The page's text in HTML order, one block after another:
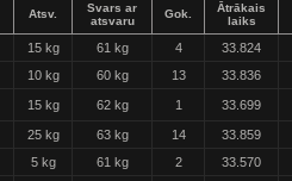
Atsv.
Svars ar
atsvaru
Gok.
Ātrākais
laiks
15 kg 61 kg 4 33.824
10 kg 60 kg 13 33.836
15 kg 62 kg 1 33.699
25 kg 63 kg 14 33.859
5 kg 61 kg 2 33.570